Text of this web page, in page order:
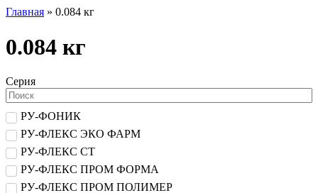
Главная » 0.084 кг
0.084 кг
Серия
РУ-ФОНИК
РУ-ФЛЕКС ЭКО ФАРМ
РУ-ФЛЕКС СТ
РУ-ФЛЕКС ПРОМ ФОРМА
РУ-ФЛЕКС ПРОМ ПОЛИМЕР